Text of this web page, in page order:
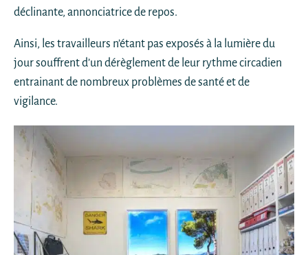
déclinante, annonciatrice de repos.
Ainsi, les travailleurs n’étant pas exposés à la lumière du
jour souffrent d’un dérèglement de leur rythme circadien
entrainant de nombreux problèmes de santé et de
vigilance.